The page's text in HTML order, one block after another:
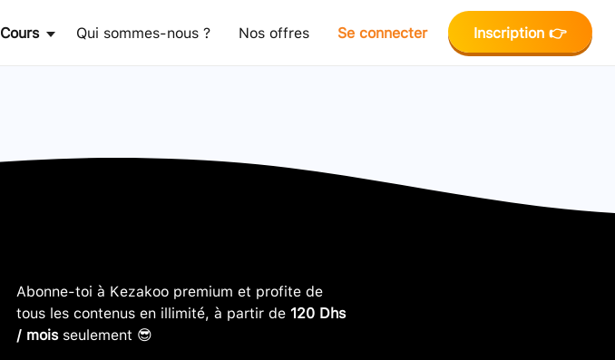
Cours Qui sommes-nous ? Nos offres Se connecter Inscription 👉
Abonne-toi à Kezakoo premium et profite de
tous les contenus en illimité, à partir de 120 Dhs
/ moisseulement 😎